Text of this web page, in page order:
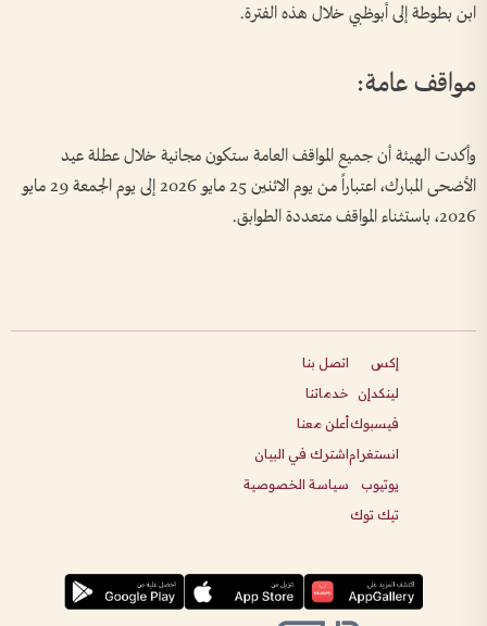
ابن بطوطة إلى أبوظبي خلال هذه الفترة.
مواقف عامة:
وأكدت الهيئة أن جميع المواقف العامة ستكون مجانية خلال عطلة عيد
الأضحى المبارك، اعتباراً من يوم الاثنين 25 مايو 2026 إلى يوم الجمعة 29 مايو
2026، باستثناء المواقف متعددة الطوابق.
إكس
لينكدإن
فيسبوك
انستغرام
يوتيوب
تيك توك
اتصل بنا
خدماتنا
أعلن معنا
اشترك في البيان
سياسة الخصوصية